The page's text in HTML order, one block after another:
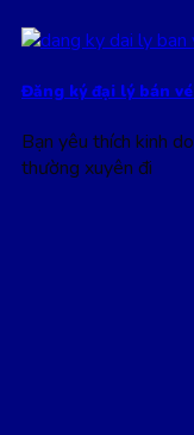
Đăng ký đại lý bán
Bạn yêu thích kinh
thường xuyên đi